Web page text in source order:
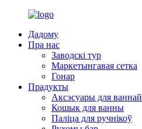
Дадому
Пра нас
Заводскі тур
Маркетынгавая сетка
Гонар
Прадукты
Аксэсуары для ваннай
Кошык для ванны
Паліца для ручнікоў